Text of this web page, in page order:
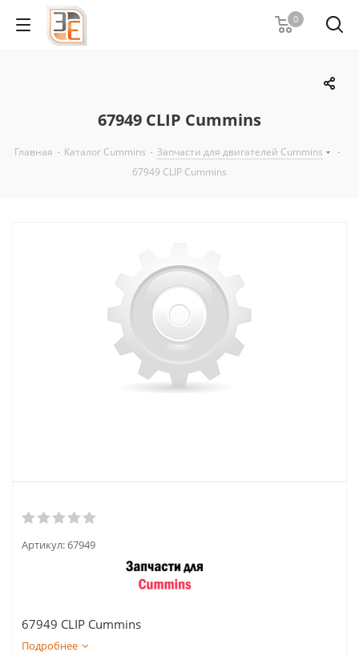
0
67949 CLIP Cummins
Главная - Каталог Cummins - Запчасти для двигателей Cummins
-
67949 CLIP Cummins
Артикул:67949
67949 CLIP Cummins
Подробнее